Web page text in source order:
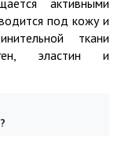
активными
под кожу и
ткани
эластин и